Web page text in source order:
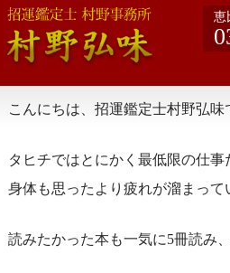
恵
こんにちは、招運鑑定士村野弘味
タヒチではとにかく最低限の仕
身体も思ったより疲れが溜まって
読みたかった本も一気に5冊読み